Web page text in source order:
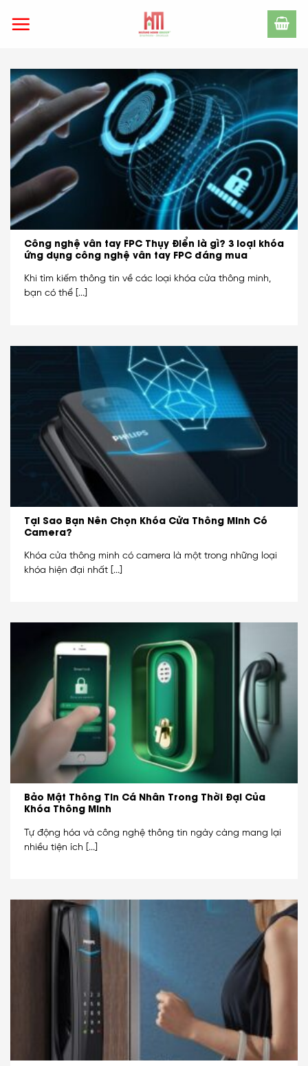
Công nghệ vân tay FPC Thụy Điển là gì? 3 loại khóa
ứng dụng công nghệ vân tay FPC đáng mua
Khi tìm kiếm thông tin về các loại khóa cửa thông minh,
bạn có thể [...]
Tại Sao Bạn Nên Chọn Khóa Cửa Thông Minh Có
Camera?
Khóa cửa thông minh có camera là một trong những loại
khóa hiện đại nhất [...]
Bảo Mật Thông Tin Cá Nhân Trong Thời Đại Của
Khóa Thông Minh
Tự động hóa và công nghệ thông tin ngày càng mang lại
nhiều tiện ích [...]